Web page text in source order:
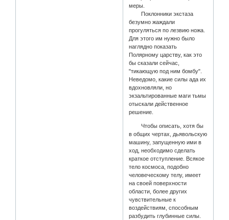
меры.
Поклонники экстаза
безумно жаждали
прогуляться по лезвию ножа.
Для этого им нужно было
наглядно показать
Полярному царству, как это
бы сказали сейчас,
"тикающую под ним бомбу".
Неведомо, какие силы ада их
вдохновляли, но
экзальтированные маги тьмы
отыскали действенное
решение.
Чтобы описать, хотя бы
в общих чертах, дьявольскую
машину, запущенную ими в
ход, необходимо сделать
краткое отступление. Всякое
тело космоса, подобно
человеческому телу, имеет
на своей поверхности
области, более других
чувствительные к
воздействиям, способным
разбудить глубинные силы.